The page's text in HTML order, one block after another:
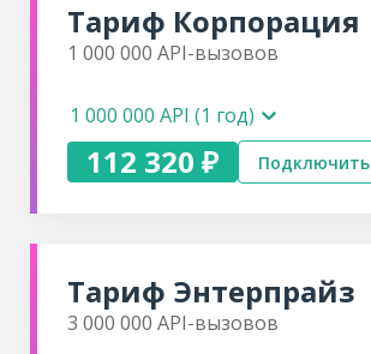
Тариф Корпорация
1 000 000 API-вызовов
1 000 000 API (1 год)
112 320 ₽ Подключить
Тариф Энтерпрайз
3 000 000 API-вызовов